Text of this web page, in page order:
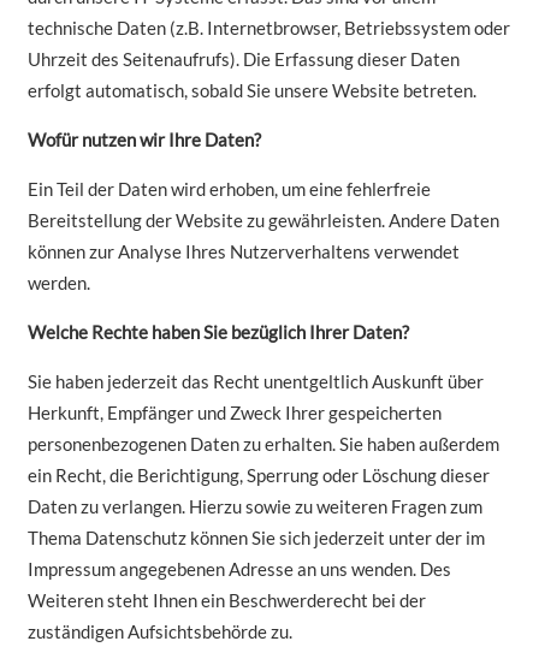
technische Daten (z.B. Internetbrowser, Betriebssystem oder
Uhrzeit des Seitenaufrufs). Die Erfassung dieser Daten
erfolgt automatisch, sobald Sie unsere Website betreten.
Wofür nutzen wir Ihre Daten?
Ein Teil der Daten wird erhoben, um eine fehlerfreie
Bereitstellung der Website zu gewährleisten. Andere Daten
können zur Analyse Ihres Nutzerverhaltens verwendet
werden.
Welche Rechte haben Sie bezüglich Ihrer Daten?
Sie haben jederzeit das Recht unentgeltlich Auskunft über
Herkunft, Empfänger und Zweck Ihrer gespeicherten
personenbezogenen Daten zu erhalten. Sie haben außerdem
ein Recht, die Berichtigung, Sperrung oder Löschung dieser
Daten zu verlangen. Hierzu sowie zu weiteren Fragen zum
Thema Datenschutz können Sie sich jederzeit unter der im
Impressum angegebenen Adresse an uns wenden. Des
Weiteren steht Ihnen ein Beschwerderecht bei der
zuständigen Aufsichtsbehörde zu.